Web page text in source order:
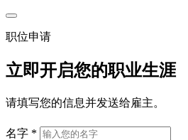
职位申请
立即开启您的职业生涯
请填写您的信息并发送给雇主。
名字 *